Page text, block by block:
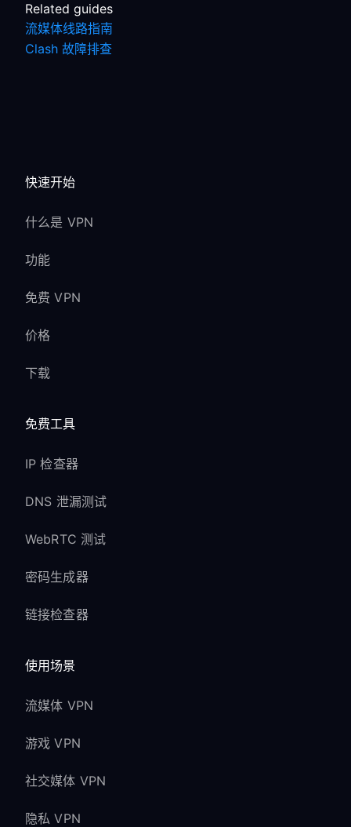
Related guides
流媒体线路指南
Clash 故障排查
快速开始
什么是 VPN
功能
免费 VPN
价格
下载
免费工具
IP 检查器
DNS 泄漏测试
WebRTC 测试
密码生成器
链接检查器
使用场景
流媒体 VPN
游戏 VPN
社交媒体 VPN
隐私 VPN